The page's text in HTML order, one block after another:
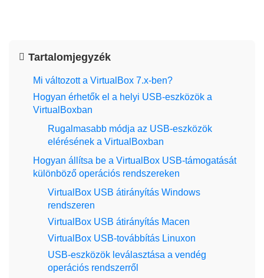
Tartalomjegyzék
Mi változott a VirtualBox 7.x-ben?
Hogyan érhetők el a helyi USB-eszközök a
VirtualBoxban
Rugalmasabb módja az USB-eszközök
elérésének a VirtualBoxban
Hogyan állítsa be a VirtualBox USB-támogatását
különböző operációs rendszereken
VirtualBox USB átirányítás Windows
rendszeren
VirtualBox USB átirányítás Macen
VirtualBox USB-továbbítás Linuxon
USB-eszközök leválasztása a vendég
operációs rendszerről